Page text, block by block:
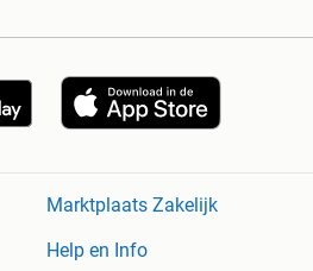
Marktplaats Zakelijk
Help en Info